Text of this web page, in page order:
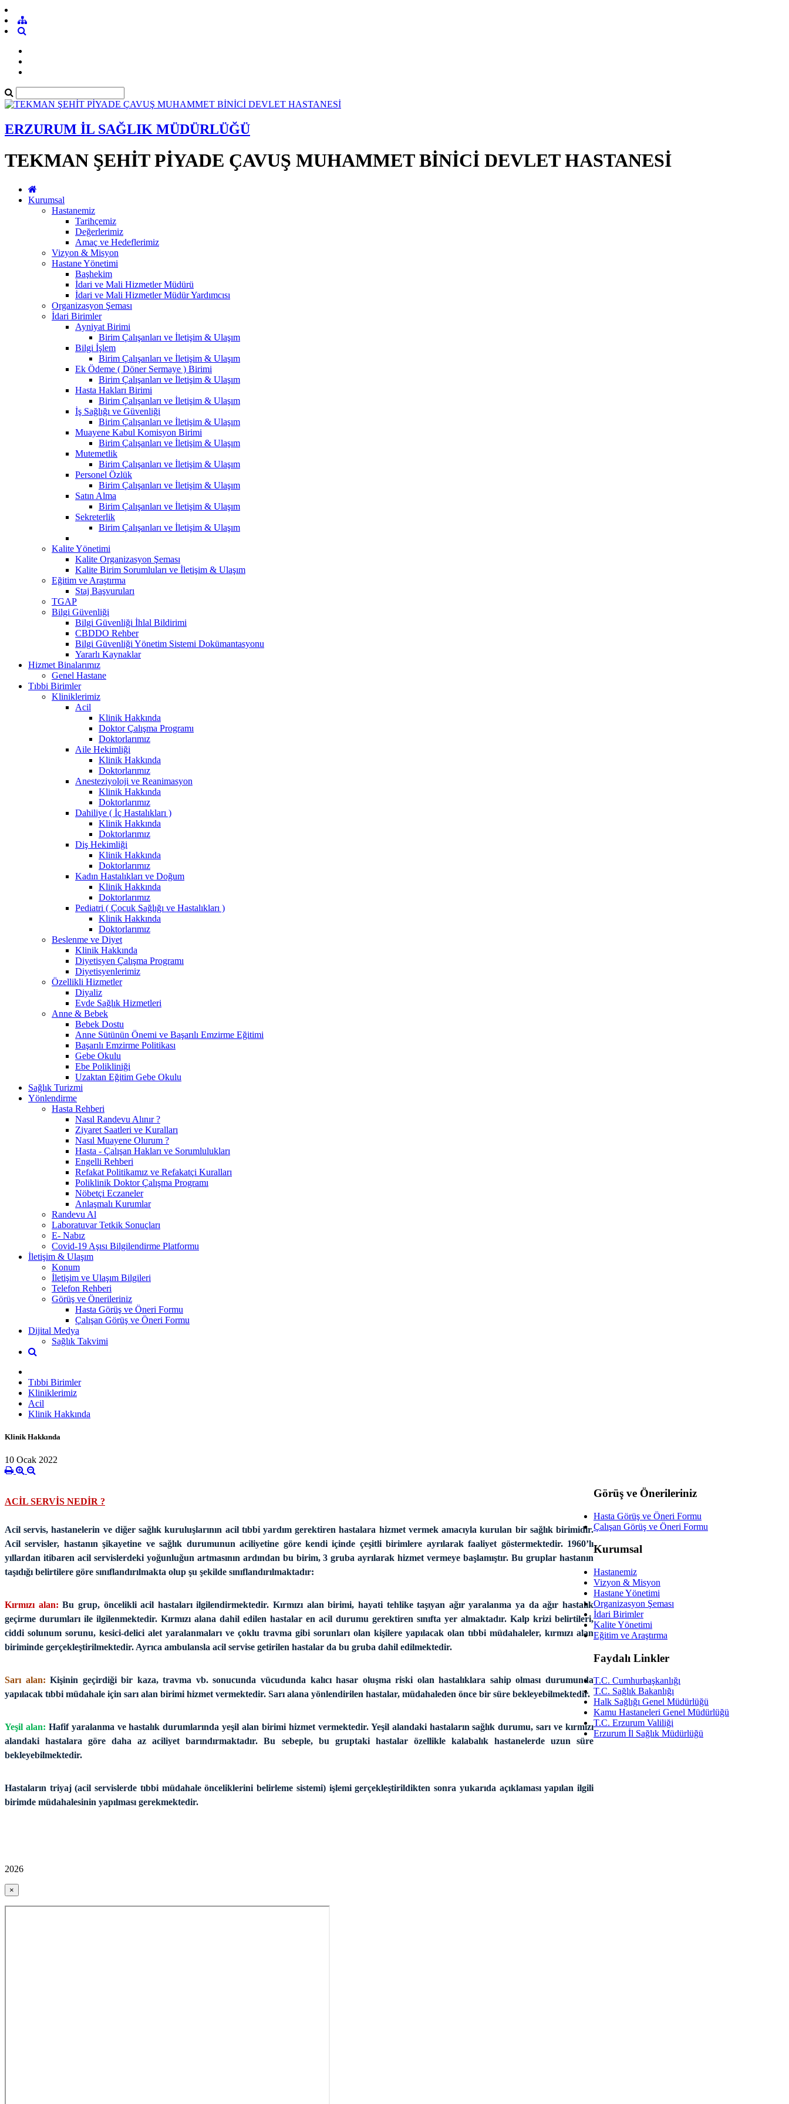
ERZURUM İL SAĞLIK MÜDÜRLÜĞÜ
TEKMAN ŞEHİT PİYADE ÇAVUŞ MUHAMMET BİNİCİ DEVLET HASTANESİ
Kurumsal
Hastanemiz
Tarihçemiz
Değerlerimiz
Amaç ve Hedeflerimiz
Vizyon & Misyon
Hastane Yönetimi
Başhekim
İdari ve Mali Hizmetler Müdürü
İdari ve Mali Hizmetler Müdür Yardımcısı
Organizasyon Şeması
İdari Birimler
Ayniyat Birimi
Birim Çalışanları ve İletişim & Ulaşım
Bilgi İşlem
Birim Çalışanları ve İletişim & Ulaşım
Ek Ödeme ( Döner Sermaye ) Birimi
Birim Çalışanları ve İletişim & Ulaşım
Hasta Hakları Birimi
Birim Çalışanları ve İletişim & Ulaşım
İş Sağlığı ve Güvenliği
Birim Çalışanları ve İletişim & Ulaşım
Muayene Kabul Komisyon Birimi
Birim Çalışanları ve İletişim & Ulaşım
Mutemetlik
Birim Çalışanları ve İletişim & Ulaşım
Personel Özlük
Birim Çalışanları ve İletişim & Ulaşım
Satın Alma
Birim Çalışanları ve İletişim & Ulaşım
Sekreterlik
Birim Çalışanları ve İletişim & Ulaşım
Kalite Yönetimi
Kalite Organizasyon Şeması
Kalite Birim Sorumluları ve İletişim & Ulaşım
Eğitim ve Araştırma
Staj Başvuruları
TGAP
Bilgi Güvenliği
Bilgi Güvenliği İhlal Bildirimi
CBDDO Rehber
Bilgi Güvenliği Yönetim Sistemi Dokümantasyonu
Yararlı Kaynaklar
Hizmet Binalarımız
Genel Hastane
Tıbbi Birimler
Kliniklerimiz
Acil
Klinik Hakkında
Doktor Çalışma Programı
Doktorlarımız
Aile Hekimliği
Klinik Hakkında
Doktorlarımız
Anesteziyoloji ve Reanimasyon
Klinik Hakkında
Doktorlarımız
Dahiliye ( İç Hastalıkları )
Klinik Hakkında
Doktorlarımız
Diş Hekimliği
Klinik Hakkında
Doktorlarımız
Kadın Hastalıkları ve Doğum
Klinik Hakkında
Doktorlarımız
Pediatri ( Çocuk Sağlığı ve Hastalıkları )
Klinik Hakkında
Doktorlarımız
Beslenme ve Diyet
Klinik Hakkında
Diyetisyen Çalışma Programı
Diyetisyenlerimiz
Özellikli Hizmetler
Diyaliz
Evde Sağlık Hizmetleri
Anne & Bebek
Bebek Dostu
Anne Sütünün Önemi ve Başarılı Emzirme Eğitimi
Başarılı Emzirme Politikası
Gebe Okulu
Ebe Polikliniği
Uzaktan Eğitim Gebe Okulu
Sağlık Turizmi
Yönlendirme
Hasta Rehberi
Nasıl Randevu Alınır ?
Ziyaret Saatleri ve Kuralları
Nasıl Muayene Olurum ?
Hasta - Çalışan Hakları ve Sorumlulukları
Engelli Rehberi
Refakat Politikamız ve Refakatçi Kuralları
Poliklinik Doktor Çalışma Programı
Nöbetçi Eczaneler
Anlaşmalı Kurumlar
Randevu Al
Laboratuvar Tetkik Sonuçları
E- Nabız
Covid-19 Aşısı Bilgilendirme Platformu
İletişim & Ulaşım
Konum
İletişim ve Ulaşım Bilgileri
Telefon Rehberi
Görüş ve Önerileriniz
Hasta Görüş ve Öneri Formu
Çalışan Görüş ve Öneri Formu
Dijital Medya
Sağlık Takvimi
Tıbbi Birimler
Kliniklerimiz
Acil
Klinik Hakkında
Klinik Hakkında
10 Ocak 2022
ACİL SERVİS NEDİR ?
Acil servis, hastanelerin ve diğer sağlık kuruluşlarının acil tıbbi yardım gerektiren hastalara hizmet vermek amacıyla kurulan bir sağlık birimidir.
Acil servisler, hastanın şikayetine ve sağlık durumunun aciliyetine göre kendi içinde çeşitli birimlere ayrılarak faaliyet göstermektedir. 1960’lı
yıllardan itibaren acil servislerdeki yoğunluğun artmasının ardından bu birim, 3 gruba ayrılarak hizmet vermeye başlamıştır. Bu gruplar hastanın
taşıdığı belirtilere göre sınıflandırılmakta olup şu şekilde sınıflandırılmaktadır:
Kırmızı alan: Bu grup, öncelikli acil hastaları ilgilendirmektedir. Kırmızı alan birimi, hayati tehlike taşıyan ağır yaralanma ya da ağır hastalık
geçirme durumları ile ilgilenmektedir. Kırmızı alana dahil edilen hastalar en acil durumu gerektiren sınıfta yer almaktadır. Kalp krizi belirtileri,
ciddi solunum sorunu, kesici-delici alet yaralanmaları ve çoklu travma gibi sorunları olan kişilere yapılacak olan tıbbi müdahaleler, kırmızı alan
biriminde gerçekleştirilmektedir. Ayrıca ambulansla acil servise getirilen hastalar da bu gruba dahil edilmektedir.
Sarı alan: Kişinin geçirdiği bir kaza, travma vb. sonucunda vücudunda kalıcı hasar oluşma riski olan hastalıklara sahip olması durumunda
yapılacak tıbbi müdahale için sarı alan birimi hizmet vermektedir. Sarı alana yönlendirilen hastalar, müdahaleden önce bir süre bekleyebilmektedir.
Yeşil alan: Hafif yaralanma ve hastalık durumlarında yeşil alan birimi hizmet vermektedir. Yeşil alandaki hastaların sağlık durumu, sarı ve kırmızı
alandaki hastalara göre daha az aciliyet barındırmaktadır. Bu sebeple, bu gruptaki hastalar özellikle kalabalık hastanelerde uzun süre
bekleyebilmektedir.
Hastaların triyaj (acil servislerde tıbbi müdahale önceliklerini belirleme sistemi) işlemi gerçekleştirildikten sonra yukarıda açıklaması yapılan ilgili
birimde müdahalesinin yapılması gerekmektedir.
Görüş ve Önerileriniz
Hasta Görüş ve Öneri Formu
Çalışan Görüş ve Öneri Formu
Kurumsal
Hastanemiz
Vizyon & Misyon
Hastane Yönetimi
Organizasyon Şeması
İdari Birimler
Kalite Yönetimi
Eğitim ve Araştırma
Faydalı Linkler
T.C. Cumhurbaşkanlığı
T.C. Sağlık Bakanlığı
Halk Sağlığı Genel Müdürlüğü
Kamu Hastaneleri Genel Müdürlüğü
T.C. Erzurum Valiliği
Erzurum İl Sağlık Müdürlüğü
2026
×